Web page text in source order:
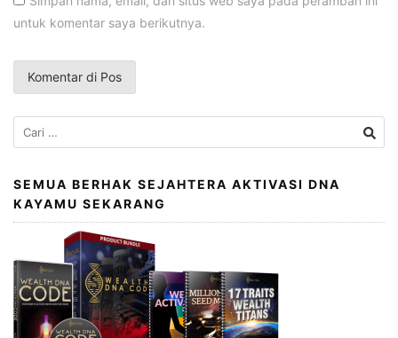
untuk komentar saya berikutnya.
Cari
untuk:
SEMUA BERHAK SEJAHTERA AKTIVASI DNA
KAYAMU SEKARANG